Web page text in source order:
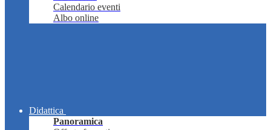
Calendario eventi
Albo online
Didattica
Panoramica